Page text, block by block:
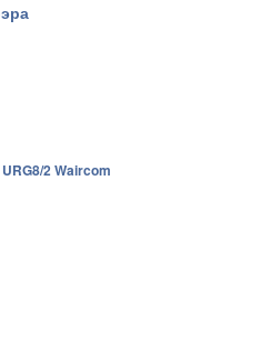
2 Waircom